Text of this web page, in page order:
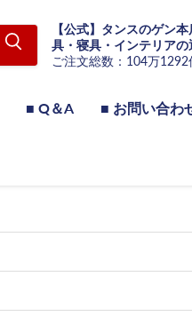
【公式】タンスのゲン本
具・寝具・インテリアの
ご注文総数：104万1292
■ Q＆A ■ お問い合わ